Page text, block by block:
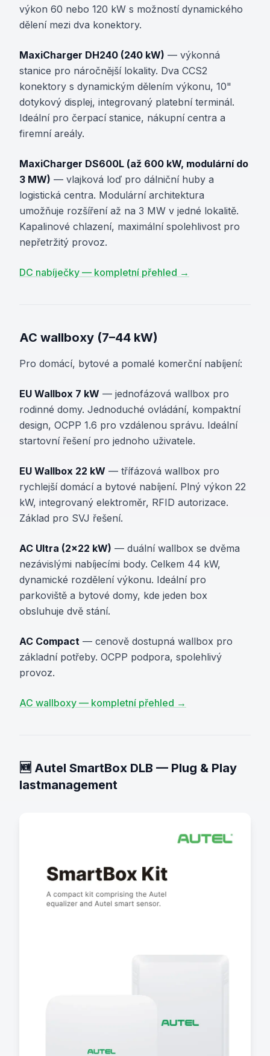
výkon 60 nebo 120 kW s možností dynamického
dělení mezi dva konektory.
MaxiCharger DH240 (240 kW) — výkonná
stanice pro náročnější lokality. Dva CCS2
konektory s dynamickým dělením výkonu, 10"
dotykový displej, integrovaný platební terminál.
Ideální pro čerpací stanice, nákupní centra a
firemní areály.
MaxiCharger DS600L (až 600 kW, modulární do
3 MW) — vlajková loď pro dálniční huby a
logistická centra. Modulární architektura
umožňuje rozšíření až na 3 MW v jedné lokalitě.
Kapalinové chlazení, maximální spolehlivost pro
nepřetržitý provoz.
DC nabíječky — kompletní přehled →
AC wallboxy (7–44 kW)
Pro domácí, bytové a pomalé komerční nabíjení:
EU Wallbox 7 kW — jednofázová wallbox pro
rodinné domy. Jednoduché ovládání, kompaktní
design, OCPP 1.6 pro vzdálenou správu. Ideální
startovní řešení pro jednoho uživatele.
EU Wallbox 22 kW — třífázová wallbox pro
rychlejší domácí a bytové nabíjení. Plný výkon 22
kW, integrovaný elektroměr, RFID autorizace.
Základ pro SVJ řešení.
AC Ultra (2×22 kW) — duální wallbox se dvěma
nezávislými nabíjecími body. Celkem 44 kW,
dynamické rozdělení výkonu. Ideální pro
parkoviště a bytové domy, kde jeden box
obsluhuje dvě stání.
AC Compact — cenově dostupná wallbox pro
základní potřeby. OCPP podpora, spolehlivý
provoz.
AC wallboxy — kompletní přehled →
🆕 Autel SmartBox DLB — Plug & Play
lastmanagement